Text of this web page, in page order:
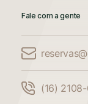
Fale com a gente
(16)